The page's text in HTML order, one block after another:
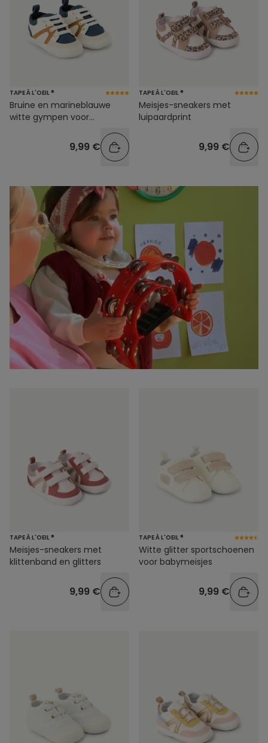
TAPE À L'OEIL ®
Bruine en marineblauwe
witte gympen voor
9,99 €
TAPE À L'OEIL ®
Meisjes-sneakers met
luipaardprint
9,99 €
TAPE À L'OEIL ®
Meisjes-sneakers met
klittenband en glitters
9,99 €
TAPE À L'OEIL ®
Witte glitter sportschoenen
voor babymeisjes
9,99 €